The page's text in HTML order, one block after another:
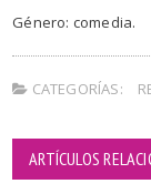
Género: comedia.
CATEGORÍAS:
ARTÍCULOS